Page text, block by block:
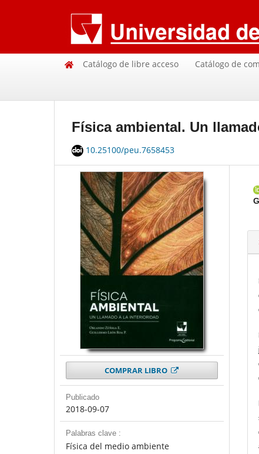
Catálogo de libre acceso Catálogo de
Física ambiental. Un
10.25100/peu.7658453
COMPRAR LIBRO
Publicado
2018-09-07
Palabras clave :
Física del medio ambiente